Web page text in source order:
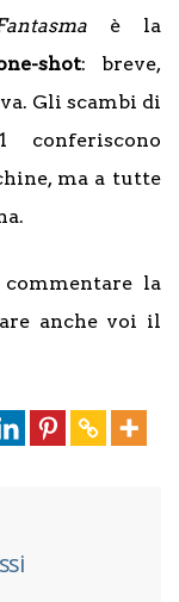
è la
shot: breve,
Gli scambi di
conferiscono
ma a tutte
la
anche voi il